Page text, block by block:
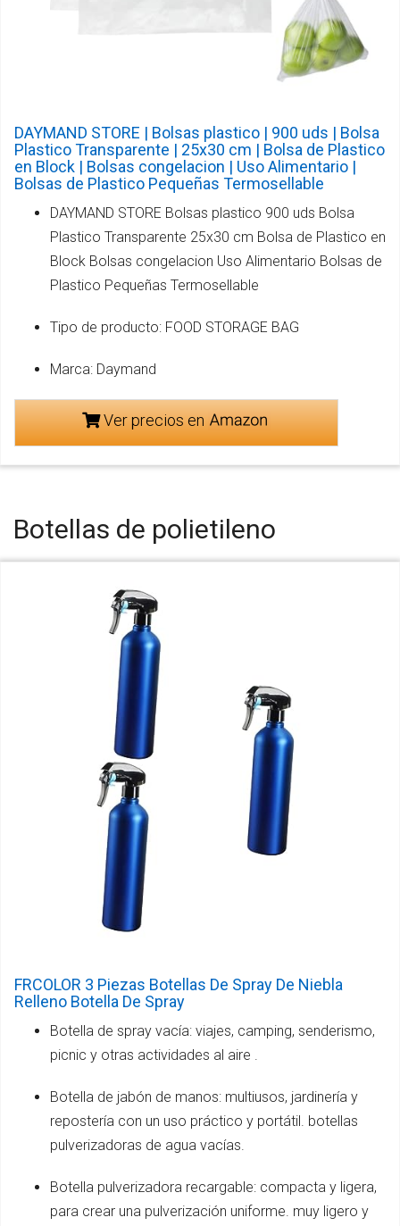
DAYMAND STORE | Bolsas plastico | 900 uds | Bolsa
Plastico Transparente | 25x30 cm | Bolsa de Plastico
en Block | Bolsas congelacion | Uso Alimentario |
Bolsas de Plastico Pequeñas Termosellable
DAYMAND STORE Bolsas plastico 900 uds Bolsa
Plastico Transparente 25x30 cm Bolsa de Plastico en
Block Bolsas congelacion Uso Alimentario Bolsas de
Plastico Pequeñas Termosellable
Tipo de producto: FOOD STORAGE BAG
Marca: Daymand
Ver precios en
Botellas de polietileno
FRCOLOR 3 Piezas Botellas De Spray De Niebla
Relleno Botella De Spray
Botella de spray vacía: viajes, camping, senderismo,
picnic y otras actividades al aire .
Botella de jabón de manos: multiusos, jardinería y
repostería con un uso práctico y portátil. botellas
pulverizadoras de agua vacías.
Botella pulverizadora recargable: compacta y ligera,
para crear una pulverización uniforme. muy ligero y